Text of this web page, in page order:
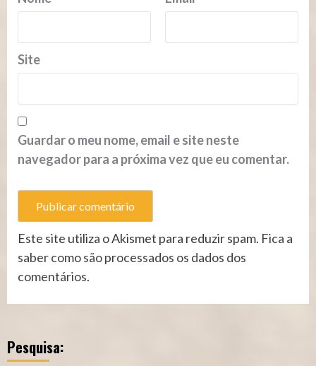
Site
Guardar o meu nome, email e site neste
navegador para a próxima vez que eu comentar.
Este site utiliza o Akismet para reduzir spam. Fica a
saber como são processados os dados dos
comentários.
Pesquisa: